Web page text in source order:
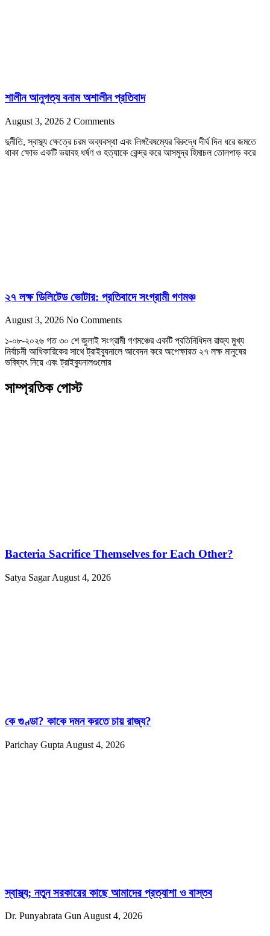
শালীন আনুগত্য বনাম অশালীন প্রতিবাদ
August 3, 2026 2 Comments
দুর্নীতি, স্বাস্থ্য ক্ষেত্রে চরম অব্যবস্থা এবং লিঙ্গবৈষম্যের বিরুদ্ধে দীর্ঘ দিন ধরে জমতে
থাকা ক্ষোভ একটি ভয়াবহ ধর্ষণ ও হত্যাকে কেন্দ্র করে আসমুদ্র হিমাচল তোলপাড় করে
২৭ লক্ষ ডিলিটেড ভোটার: প্রতিবাদে সংগ্রামী গণমঞ্চ
August 3, 2026 No Comments
১-০৮-২০২৬ গত ৩০ শে জুলাই সংগ্রামী গণমঞ্চের একটি প্রতিনিধিদল রাজ্য মুখ্য
নির্বাচনী আধিকারিকের সাথে ট্রাইব্যুনালে আবেদন করে অপেক্ষারত ২৭ লক্ষ মানুষের
ভবিষ্যৎ নিয়ে এবং ট্রাইব্যুনালগুলোর
সাম্প্রতিক পোস্ট
Bacteria Sacrifice Themselves for Each Other?
Satya SagarAugust 4, 2026
কে গুণ্ডা? কাকে দমন করতে চায় রাজ্য?
Parichay Gupta August 4, 2026
স্বাস্থ্য; নতুন সরকারের কাছে আমাদের প্রত্যাশা ও বাস্তব
Dr. Punyabrata GunAugust 4, 2026